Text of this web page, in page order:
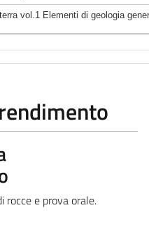
vol.1 Elementi di geologia
rocce e prova orale.